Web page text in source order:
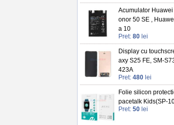
Acumulator
onor 50 SE ,
a 10
Pret: 80 lei
Display cu
axy S25 FE, SM-
423A
Pret: 480 lei
Folie silicon
pacetalk Kids(SP-
Pret: 50 lei